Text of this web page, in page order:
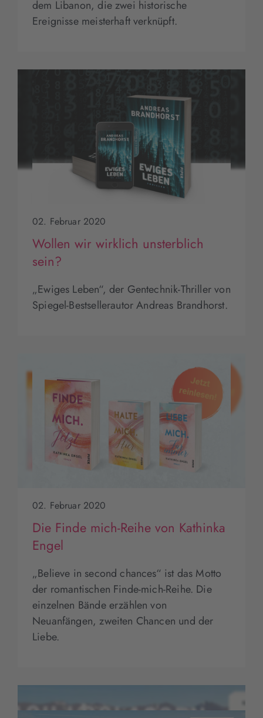
dem Libanon, die zwei historische
Ereignisse meisterhaft verknüpft.
02. Februar 2020
Wollen wir wirklich unsterblich
sein?
„Ewiges Leben“, der Gentechnik-Thriller von
Spiegel-Bestsellerautor Andreas Brandhorst.
02. Februar 2020
Die Finde mich-Reihe von Kathinka
Engel
„Believe in second chances“ ist das Motto
der romantischen Finde-mich-Reihe. Die
einzelnen Bände erzählen von
Neuanfängen, zweiten Chancen und der
Liebe.